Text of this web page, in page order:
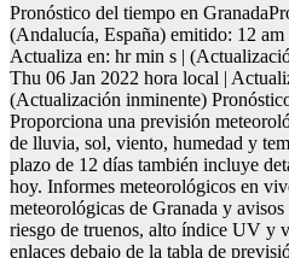
Pronóstico del tiempo en
(Andalucía, España) emitido: 12
Actualiza en: hr min s |
Thu 06 Jan 2022 hora local |
(Actualización inminente)
Proporciona una previsión
de lluvia, sol, viento, humedad y
plazo de 12 días también incluye
hoy. Informes meteorológicos en
meteorológicas de Granada y
riesgo de truenos, alto índice UV y
enlaces debajo de la tabla de